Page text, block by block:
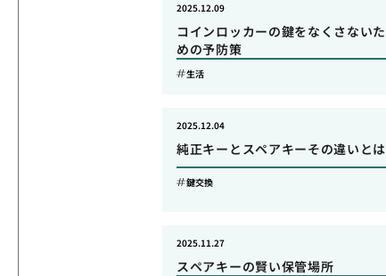
コインロッカーの鍵をなくさないた
めの予防策
2025.12.09
生活
純正キーとスペアキーその違いとは
2025.12.04
鍵交換
スペアキーの賢い保管場所
2025.11.27